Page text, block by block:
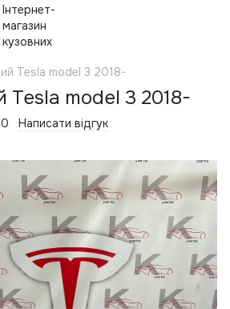
Tesla model 3 2018-
Tesla model 3 2018-
Написати відгук